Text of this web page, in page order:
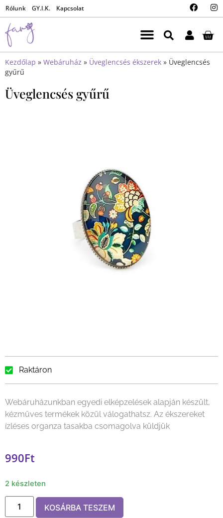
Rólunk GY.I.K. Kapcsolat
Kezdőlap » Webáruház » Üveglencsés ékszerek » Üveglencsés
gyűrű
Üveglencsés gyűrű
Raktáron
Webáruházunkban egyedi elképzelések alapján készült,
kézműves termékek közül válogathatsz. Az ékszereket
ízléses organza tasakba csomagolva küldjük
990Ft
2 készleten
KOSÁRBA TESZEM